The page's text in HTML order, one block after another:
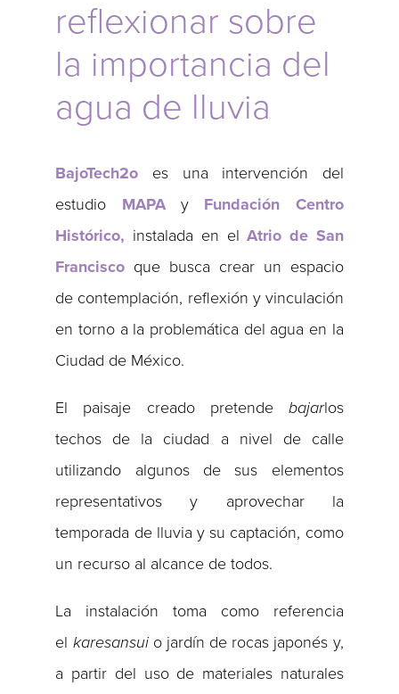
reflexionar sobre
la importancia del
agua de lluvia
BajoTech2o es una intervención del
estudio MAPA y Fundación Centro
Histórico, instalada en elAtrio de San
Francisco que busca crear un espacio
de contemplación, reflexión y vinculación
en torno a la problemática del agua en la
Ciudad de México.
El paisaje creado pretende bajarlos
techos de la ciudad a nivel de calle
utilizando algunos de sus elementos
representativos y aprovechar la
temporada de lluvia y su captación, como
un recurso al alcance de todos.
La instalación toma como referencia
el karesansuio jardín de rocas japonés y,
a partir del uso de materiales naturales